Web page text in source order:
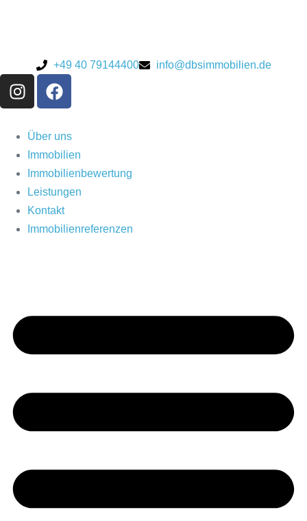
+49 40 79144400 info@dbsimmobilien.de
Über uns
Immobilien
Immobilienbewertung
Leistungen
Kontakt
Immobilienreferenzen